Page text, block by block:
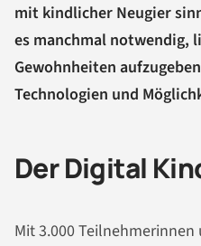
mit kindlicher Neugier
es manchmal notwendig,
Gewohnheiten
Technologien und
Der Digital
Mit 3.000